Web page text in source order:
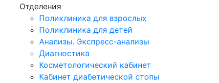
Отделения
Поликлиника для взрослых
Поликлиника для детей
Анализы. Экспресс-анализы
Диагностика
Косметологический кабинет
Кабинет диабетической стопы